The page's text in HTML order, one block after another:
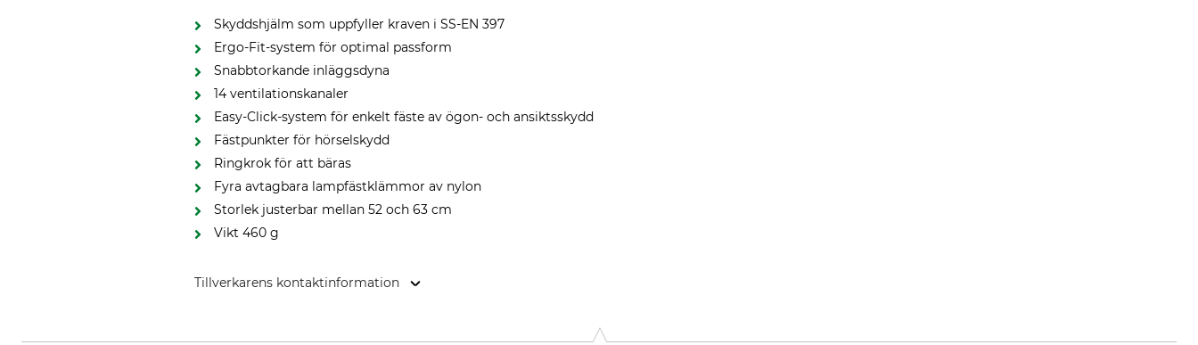
Skyddshjälm som uppfyller kraven i SS-EN 397
Ergo-Fit-system för optimal passform
Snabbtorkande inläggsdyna
14 ventilationskanaler
Easy-Click-system för enkelt fäste av ögon- och ansiktsskydd
Fästpunkter för hörselskydd
Ringkrok för att bäras
Fyra avtagbara lampfästklämmor av nylon
Storlek justerbar mellan 52 och 63 cm
Vikt 460 g
Tillverkarens kontaktinformation